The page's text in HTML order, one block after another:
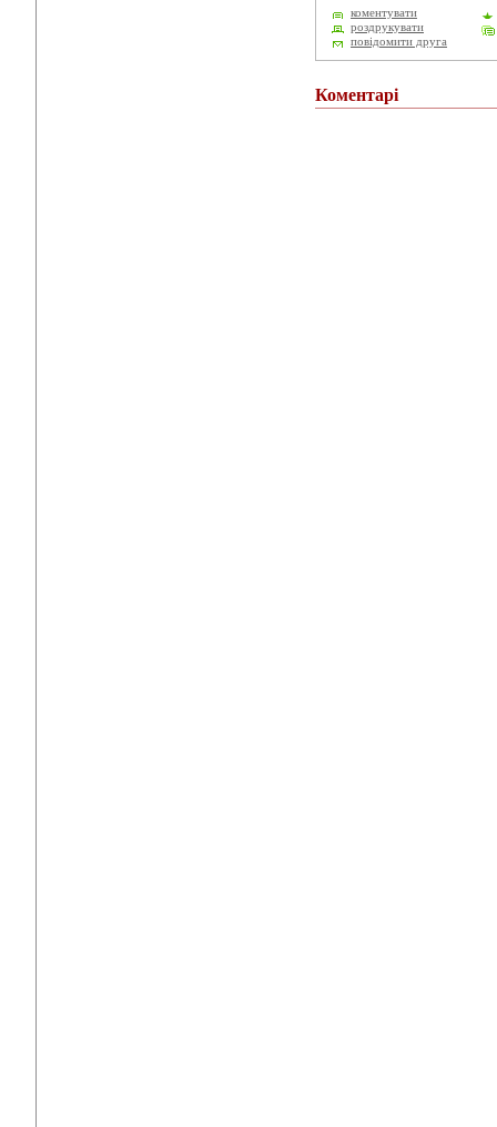
коментувати
роздрукувати
повідомити друга
Коментарі